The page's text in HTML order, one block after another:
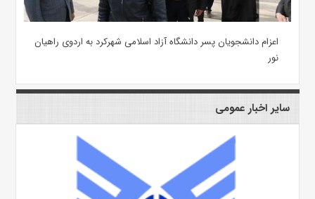
اعزام دانشجویان پسر دانشگاه آزاد اسلامی شهرکرد به اردوی راهیان
نور
سایر اخبار عمومی